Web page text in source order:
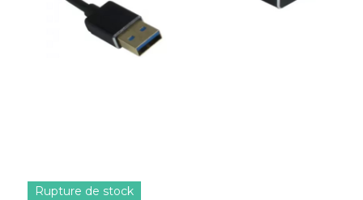
Rupture de stock